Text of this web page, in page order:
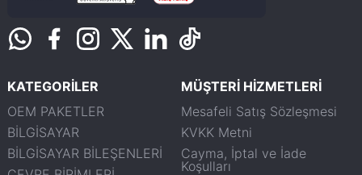
KATEGORİLER
OEM PAKETLER
BİLGİSAYAR
BİLGİSAYAR BİLEŞENLERİ
MÜŞTERİ HİZMETLERİ
Mesafeli Satış Sözleşmesi
KVKK Metni
Cayma, İptal ve İade
Koşulları